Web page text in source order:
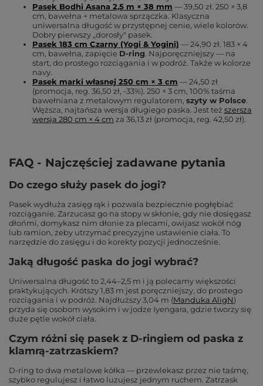
Pasek Bodhi Asana 2,5 m × 38 mm — 39,50 zł. 250 × 3,8
cm, bawełna + metalowa sprzączka. Klasyczna
uniwersalna długość w przystępnej cenie, wiele kolorów.
Dobry pierwszy „dorosły" pasek.
Pasek 183 cm Czarny (Yogi & Yogini) — 24,90 zł. 183 × 4
cm, bawełna, zapięcie D-ring. Najporęczniejszy — na
start, do prostego rozciągania i w podróż. Także w kolorze
navy.
Pasek marki własnej 250 cm × 3 cm — 24,50 zł
(promocja, reg. 36,50 zł, -33%). 250 × 3 cm, 100% taśma
bawełniana z metalowym regulatorem, szyty w Polsce.
Węższa, najtańsza wersja długiego paska. Jest też szersza
wersja 280 cm × 4 cm za 36,13 zł (promocja, reg. 42,50 zł).
FAQ - Najczęściej zadawane pytania
Do czego służy pasek do jogi?
Pasek wydłuża zasięg rąk i pozwala bezpiecznie pogłębiać
rozciąganie. Zarzucasz go na stopy w skłonie, gdy nie dosięgasz
dłońmi, domykasz nim dłonie za plecami, owijasz wokół nóg
lub ramion, żeby utrzymać precyzyjne ustawienie ciała. To
narzędzie do zasięgu i do korekty pozycji jednocześnie.
Jaką długość paska do jogi wybrać?
Uniwersalna długość to 2,44–2,5 m i ją polecamy większości
praktykujących. Krótszy 1,83 m jest poręczniejszy, do prostego
rozciągania i w podróż. Najdłuższy 3,04 m (Manduka AligN)
przyda się osobom wysokim i w jodze Iyengara, gdzie tworzy się
duże pętle wokół ciała.
Czym różni się pasek z D-ringiem od paska z
klamrą-zatrzaskiem?
D-ring to dwa metalowe kółka — przewlekasz przez nie taśmę,
szybko regulujesz i łatwo luzujesz jednym ruchem. Zatrzask